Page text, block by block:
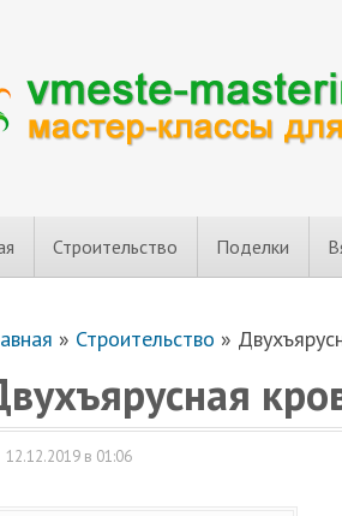
Строительство Поделки
» Строительство »
12.12.2019 в 01:06